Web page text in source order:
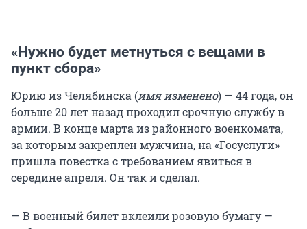
«Нужно будет метнуться с вещами в
пункт сбора»
Юрию из Челябинска (имя изменено) — 44 года, он
больше 20 лет назад проходил срочную службу в
армии. В конце марта из районного военкомата,
за которым закреплен мужчина, на «Госуслуги»
пришла повестка с требованием явиться в
середине апреля. Он так и сделал.
— В военный билет вклеили розовую бумагу —